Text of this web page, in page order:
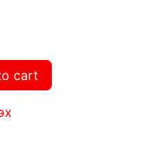
cart